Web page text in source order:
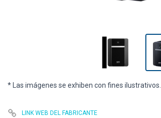
* Las imágenes se exhiben con fines ilustrativos.
LINK WEB DEL FABRICANTE